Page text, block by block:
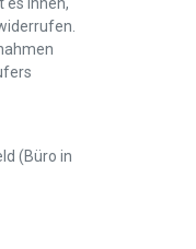
(Büro in